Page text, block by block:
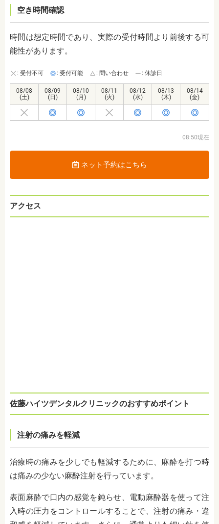
空き時間確認
時間は想定時間であり、実際の受付時間より前後する可
能性があります。
: 受付不可 : 受付可能 : 問い合わせ : 休診日
08/08
(土)
08/09
(日)
08/10
(月)
08/11
(火)
08/12
(水)
08/13
(木)
08/14
(金)
08:50現在
ネット予約はこちら
アクセス
佐藤ハイツデンタルクリニックのおすすめポイント
注射の痛みを軽減
治療時の痛みを少しでも軽減するために、麻酔を打つ時
は痛みの少ない麻酔注射を行っています。
表面麻酔で口内の感覚を鈍らせ、電動麻酔器を使って注
入時の圧力をコントロールすることで、注射の痛み・違